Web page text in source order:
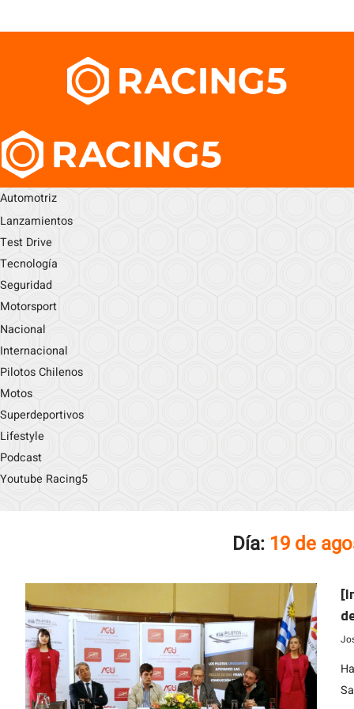
Automotriz
Lanzamientos
Test Drive
Tecnología
Seguridad
Motorsport
Nacional
Internacional
Pilotos Chilenos
Motos
Superdeportivos
Lifestyle
Podcast
Youtube Racing5
Día: 19 de